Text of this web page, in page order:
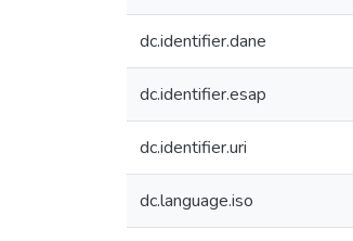
dc.identifier.dane
dc.identifier.esap
dc.identifier.uri
dc.language.iso